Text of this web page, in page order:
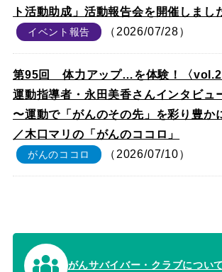
ト活動助成」活動報告会を開催しまし
イベント報告 （2026/07/28）
第95回 体力アップ…を体験！〈vol.2
運動指導者・永田美香さんインタビュ
〜運動で「がんのその先」を彩り豊か
／木口マリの「がんのココロ」
がんのココロ （2026/07/10）
がんサバイバー・クラブについて